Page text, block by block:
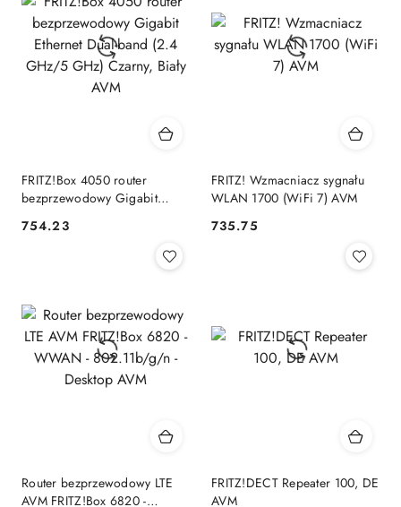
FRITZ!Box 4050 router
bezprzewodowy Gigabit
GHz/5 GHz) Czarny, Biały
Cena:
754.23
FRITZ! Wzmacniacz sygnału
WLAN 1700 (WiFi 7) AVM
Cena:
735.75
Router bezprzewodowy LTE
AVM FRITZ!Box 6820 -
FRITZ!DECT Repeater 100, DE
AVM